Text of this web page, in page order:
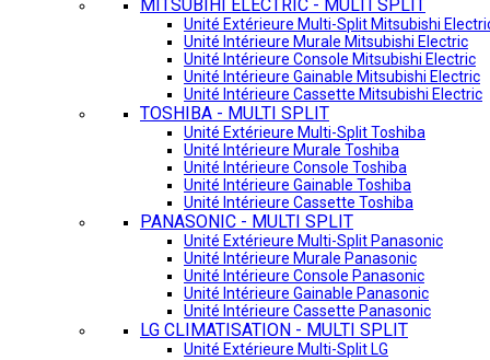
MITSUBIHI ELECTRIC - MULTI SPLIT
Unité Extérieure Multi-Split Mitsubishi
Unité Intérieure Murale Mitsubishi Electric
Unité Intérieure Console Mitsubishi Electric
Unité Intérieure Gainable Mitsubishi Electric
Unité Intérieure Cassette Mitsubishi Electric
TOSHIBA - MULTI SPLIT
Unité Extérieure Multi-Split Toshiba
Unité Intérieure Murale Toshiba
Unité Intérieure Console Toshiba
Unité Intérieure Gainable Toshiba
Unité Intérieure Cassette Toshiba
PANASONIC - MULTI SPLIT
Unité Extérieure Multi-Split Panasonic
Unité Intérieure Murale Panasonic
Unité Intérieure Console Panasonic
Unité Intérieure Gainable Panasonic
Unité Intérieure Cassette Panasonic
LG CLIMATISATION - MULTI SPLIT
Unité Extérieure Multi-Split LG